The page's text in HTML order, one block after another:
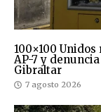
100×100
AP-7 y
Gibraltar
7 agosto 2026